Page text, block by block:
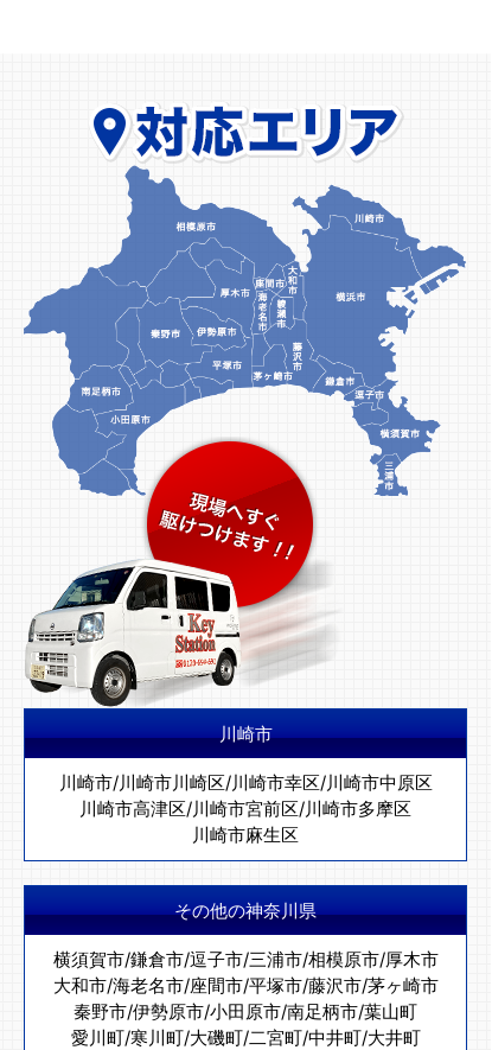
川崎市
川崎市/川崎市川崎区/川崎市幸区/川崎市中原区
川崎市高津区/川崎市宮前区/川崎市多摩区
川崎市麻生区
その他の神奈川県
横須賀市/鎌倉市/逗子市/三浦市/相模原市/厚木市
大和市/海老名市/座間市/平塚市/藤沢市/茅ヶ崎市
秦野市/伊勢原市/小田原市/南足柄市/葉山町
愛川町/寒川町/大磯町/二宮町/中井町/大井町